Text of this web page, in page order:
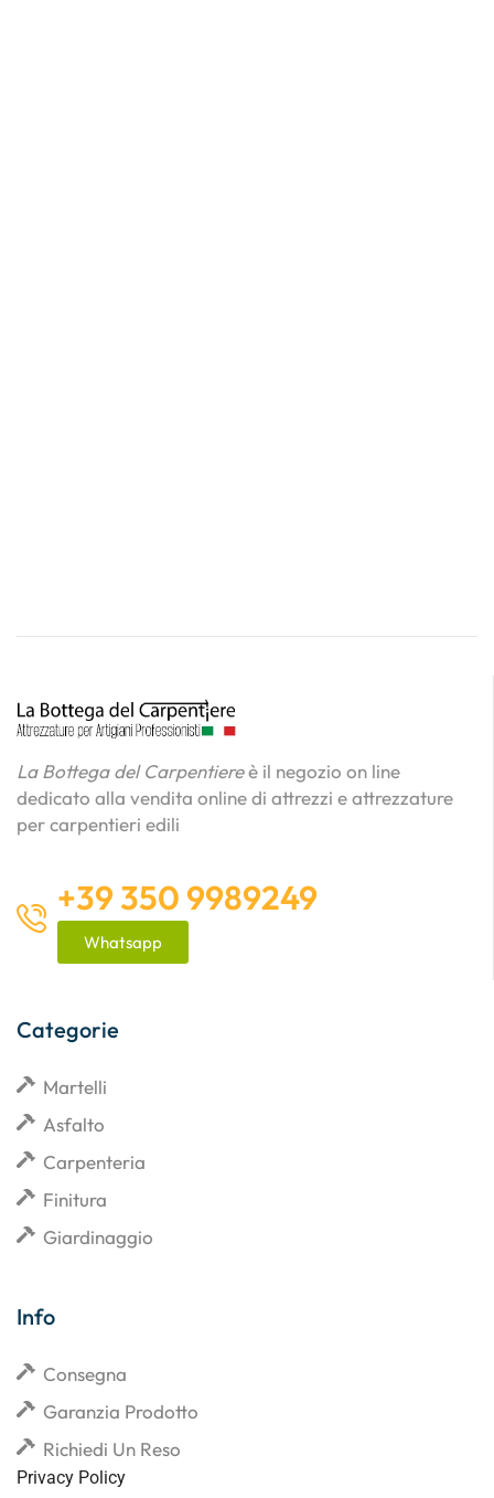
La Bottega del Carpentiereè il negozio on line
dedicato alla vendita online di attrezzi e attrezzature
per carpentieri edili
+39 350 9989249
Whatsapp
Categorie
Martelli
Asfalto
Carpenteria
Finitura
Giardinaggio
Info
Consegna
Garanzia Prodotto
Richiedi Un Reso
Privacy Policy